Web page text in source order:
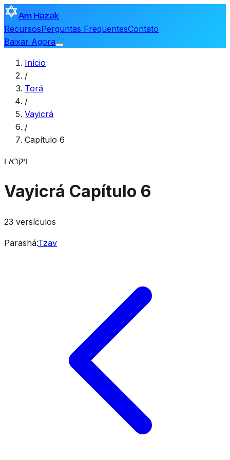
Am Hazak
RecursosPerguntas FrequentesContato
Baixar Agora
Início
/
Torá
/
Vayicrá
/
Capítulo 6
ויקרא ו
Vayicrá Capítulo 6
23 versículos
Parashá:Tzav